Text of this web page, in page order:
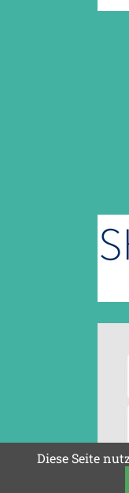
Diese Seite